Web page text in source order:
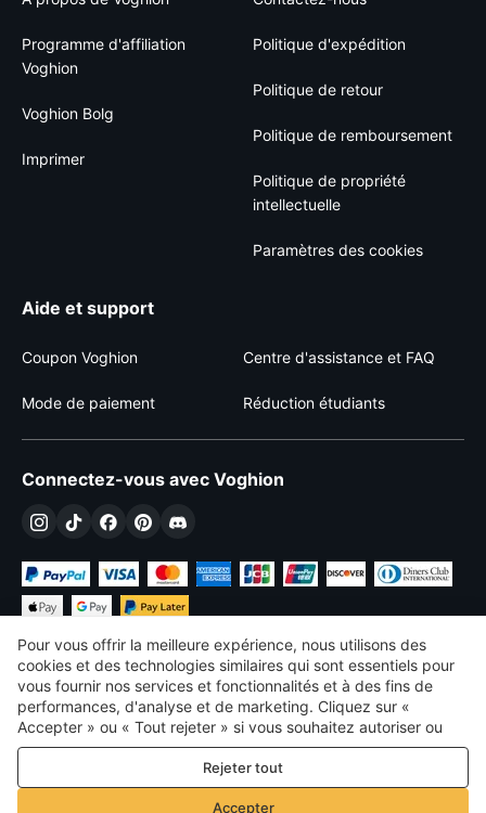
Programme d'affiliation
Voghion
Voghion Bolg
Imprimer
Politique d'expédition
Politique de retour
Politique de remboursement
Politique de propriété
intellectuelle
Paramètres des cookies
Aide et support
Coupon Voghion Centre d'assistance et FAQ
Mode de paiement Réduction étudiants
Connectez-vous avec Voghion
€ EUR France
©2026 Voghion
termes et conditions
Politique de confidentialité et de cookies
Règles communautaires
Pour vous offrir la meilleure expérience, nous utilisons des
cookies et des technologies similaires qui sont essentiels pour
vous fournir nos services et fonctionnalités et à des fins de
performances, d'analyse et de marketing. Cliquez sur «
Accepter » ou « Tout rejeter » si vous souhaitez autoriser ou
refuser tout. cookies à des fins de performance, d’analyse et
de marketing. Pour plus de détails, consultez notre
confidentialité et de cookies
Rejeter tout
Accepter